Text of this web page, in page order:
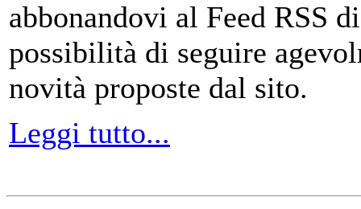
abbonandovi al Feed RSS
possibilità di seguire
novità proposte dal sito.
Leggi tutto...